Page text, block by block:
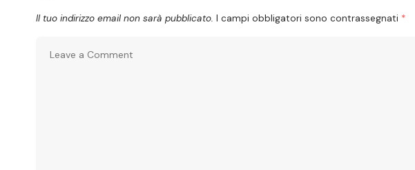
Il tuo indirizzo email non sarà pubblicato. I campi obbligatori sono contrassegnati *